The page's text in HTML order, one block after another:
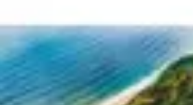
Conseils de voyageConseils pratiques
voyageDécouverteVoyage Urbain
Destination Parfaite